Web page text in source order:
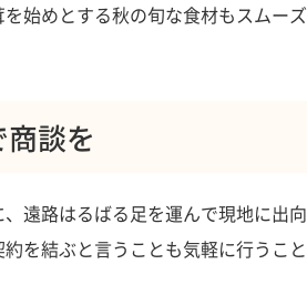
始めとする秋の旬な食材もスムー
談を
遠路はるばる足を運んで現地に出
を結ぶと言うことも気軽に行うこ